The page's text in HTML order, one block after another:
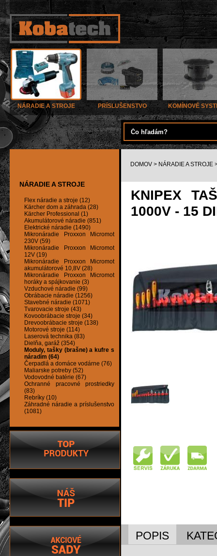
NÁRADIE A STROJE PRÍSLUŠENSTVO KOMÍNOVÉ
NÁRADIE A STROJE
Flex náradie a stroje (12)
Kärcher dom a záhrada (28)
Kärcher Professional (1)
Akumulátorové náradie (851)
Elektrické náradie (1490)
Mikronáradie Proxxon Micromot
230V (59)
Mikronáradie Proxxon Micromot
12V (19)
Mikronáradie Proxxon Micromot
akumulátorové 10,8V (28)
Mikronáradie Proxxon Micromot
horáky a spájkovanie (3)
Vzduchové náradie (99)
Obrábacie náradie (1256)
Stavebné náradie (1071)
Tvarovacie stroje (43)
Kovoobrábacie stroje (34)
Drevoobrábacie stroje (138)
Motorové stroje (114)
Laserová technika (83)
Dielňa, garáž (354)
Moduly, tašky (brašne) a kufre s
náradím (64)
Čerpadlá a domáce vodárne (76)
Maliarske potreby (52)
Vodovodné batérie (67)
Ochranné pracovné prostriedky
(83)
Rebríky (10)
Záhradné náradie a príslušenstvo
(1081)
DOMOV > NÁRADIE A STROJE
KNIPEX
1000V - 15
POPIS